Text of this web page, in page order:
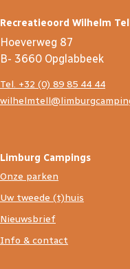
Recreatieoord Wilhelm
Hoeverweg 87
B- 3660 Opglabbeek
Tel. +32 (0) 89 85 44 44
Limburg Campings
Onze parken
Uw tweede (t)huis
Nieuwsbrief
Info & contact